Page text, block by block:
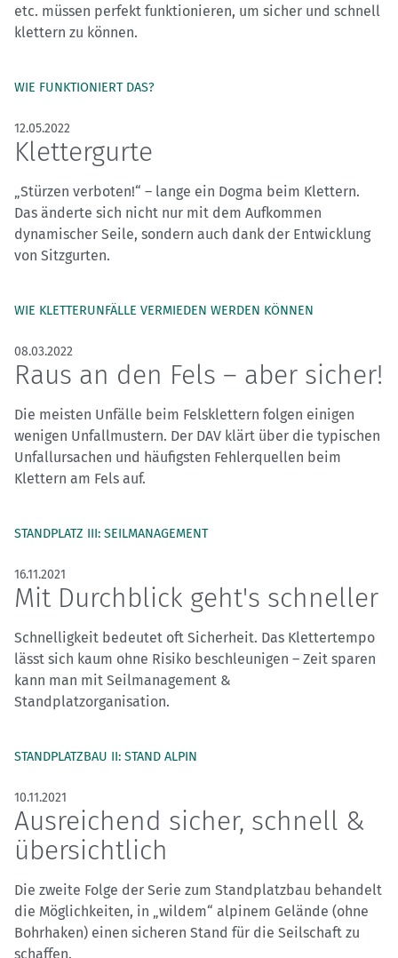
etc. müssen perfekt funktionieren, um sicher und schnell
klettern zu können.
WIE FUNKTIONIERT DAS?
12.05.2022
Klettergurte
„Stürzen verboten!“ – lange ein Dogma beim Klettern.
Das änderte sich nicht nur mit dem Aufkommen
dynamischer Seile, sondern auch dank der Entwicklung
von Sitzgurten.
WIE KLETTERUNFÄLLE VERMIEDEN WERDEN KÖNNEN
08.03.2022
Raus an den Fels – aber sicher!
Die meisten Unfälle beim Felsklettern folgen einigen
wenigen Unfallmustern. Der DAV klärt über die typischen
Unfallursachen und häufigsten Fehlerquellen beim
Klettern am Fels auf.
STANDPLATZ III: SEILMANAGEMENT
16.11.2021
Mit Durchblick geht's schneller
Schnelligkeit bedeutet oft Sicherheit. Das Klettertempo
lässt sich kaum ohne Risiko beschleunigen – Zeit sparen
kann man mit Seilmanagement &
Standplatzorganisation.
STANDPLATZBAU II: STAND ALPIN
10.11.2021
Ausreichend sicher, schnell &
übersichtlich
Die zweite Folge der Serie zum Standplatzbau behandelt
die Möglichkeiten, in „wildem“ alpinem Gelände (ohne
Bohrhaken) einen sicheren Stand für die Seilschaft zu
schaffen.